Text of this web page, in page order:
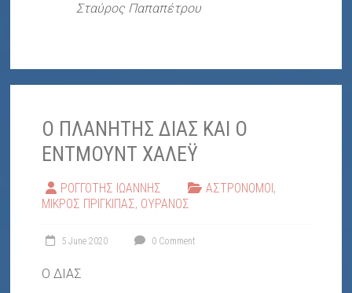
Σταύρος Παπαπέτρου
Ο ΠΛΑΝΗΤΗΣ ΔΙΑΣ ΚΑΙ Ο
ΕΝΤΜΟΥΝΤ ΧΑΛΕΫ
ΡΟΓΓΟΤΗΣ ΙΩΑΝΝΗΣ ΑΣΤΡΟΝΟΜΟΙ ,
ΜΙΚΡΟΣ ΠΡΙΓΚΙΠΑΣ, ΟΥΡΑΝΟΣ
5 June 2020 0 Comment
Ο ΔΙΑΣ